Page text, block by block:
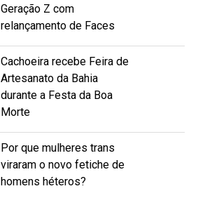
Geração Z com
relançamento de Faces
Cachoeira recebe Feira de
Artesanato da Bahia
durante a Festa da Boa
Morte
Por que mulheres trans
viraram o novo fetiche de
homens héteros?